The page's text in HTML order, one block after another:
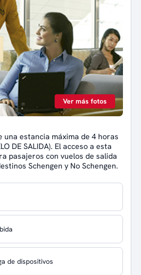
Ver más fotos
una estancia máxima de 4 horas
DE SALIDA). El acceso a esta
pasajeros con vuelos de salida
Schengen y No Schengen.
de dispositivos